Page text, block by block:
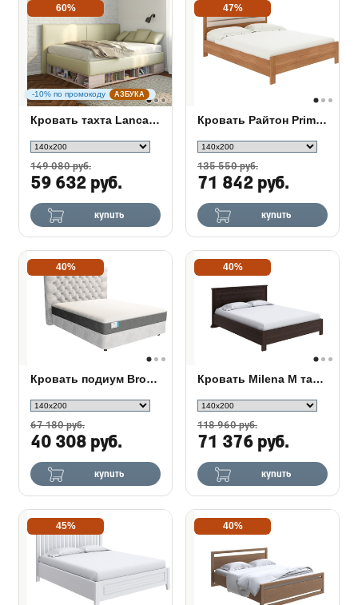
-10% по промокоду АЗБУКА
60%
Кровать тахта Lancaster 1 с подъемным механизмом
149 080 руб.
59 632 руб.
купить
47%
Кровать Райтон Prima с ПМ
135 550 руб.
71 842 руб.
купить
40%
Кровать подиум Brooklyn с основанием Raibox
67 180 руб.
40 308 руб.
купить
40%
Кровать Milena М тахта с подъемным механизмом
118 960 руб.
71 376 руб.
купить
45% 40%